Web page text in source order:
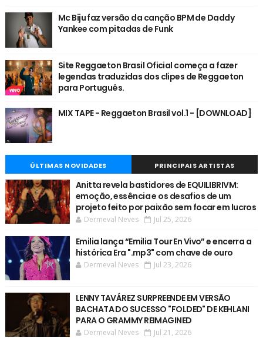
Mc Biju faz versão da canção BPM de Daddy
Yankee com pitadas de Funk
Site Reggaeton Brasil Oficial começa a fazer
legendas traduzidas dos clipes de Reggaeton
para Português.
MIX TAPE - Reggaeton Brasil vol.1 - [DOWNLOAD]
ÚLTIMAS NOVIDADES PRINCIPAIS ARTISTAS
Anitta revela bastidores de EQUILIBRIVM:
emoção, essência e os desafios de um
projeto feito por paixão sem focar em lucros
Dermeval Neves Jul 25, 2026
Emilia lança “Emilia Tour En Vivo” e encerra a
histórica Era ".mp3" com chave de ouro
Dermeval Neves Jul 23, 2026
LENNY TAVÁREZ SURPREENDE EM VERSÃO
BACHATA DO SUCESSO "FOLDED" DE KEHLANI
PARA O GRAMMY REIMAGINED
Dermeval Neves Jul 21, 2026